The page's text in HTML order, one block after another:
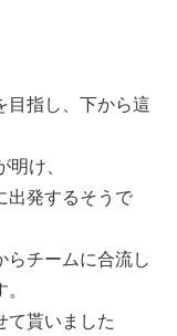
目指し、下から這
け、
出発するそうで
らチームに合流し
て貰いました